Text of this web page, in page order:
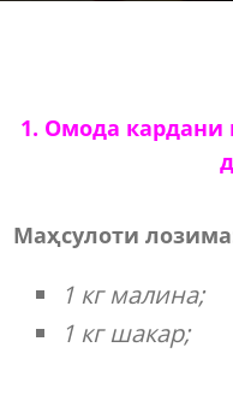
1. Омода кардани
Маҳсулоти
1 кг малина;
1 кг шакар;